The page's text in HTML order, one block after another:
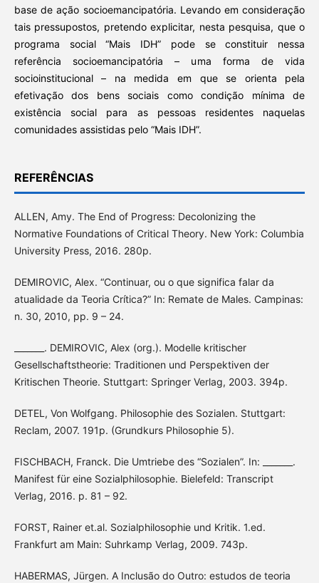
base de ação socioemancipatória. Levando em consideração
tais pressupostos, pretendo explicitar, nesta pesquisa, que o
programa social “Mais IDH” pode se constituir nessa
referência socioemancipatória – uma forma de vida
socioinstitucional – na medida em que se orienta pela
efetivação dos bens sociais como condição mínima de
existência social para as pessoas residentes naquelas
comunidades assistidas pelo “Mais IDH”.
REFERÊNCIAS
ALLEN, Amy. The End of Progress: Decolonizing the
Normative Foundations of Critical Theory. New York: Columbia
University Press, 2016. 280p.
DEMIROVIC, Alex. “Continuar, ou o que significa falar da
atualidade da Teoria Crítica?” In: Remate de Males. Campinas:
n. 30, 2010, pp. 9 – 24.
_______. DEMIROVIC, Alex (org.). Modelle kritischer
Gesellschaftstheorie: Traditionen und Perspektiven der
Kritischen Theorie. Stuttgart: Springer Verlag, 2003. 394p.
DETEL, Von Wolfgang. Philosophie des Sozialen. Stuttgart:
Reclam, 2007. 191p. (Grundkurs Philosophie 5).
FISCHBACH, Franck. Die Umtriebe des “Sozialen”. In: _______.
Manifest für eine Sozialphilosophie. Bielefeld: Transcript
Verlag, 2016. p. 81 – 92.
FORST, Rainer et.al. Sozialphilosophie und Kritik. 1.ed.
Frankfurt am Main: Suhrkamp Verlag, 2009. 743p.
HABERMAS, Jürgen. A Inclusão do Outro: estudos de teoria